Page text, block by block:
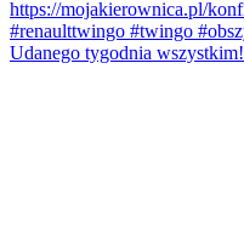
Udanego tygodnia wszystkim!